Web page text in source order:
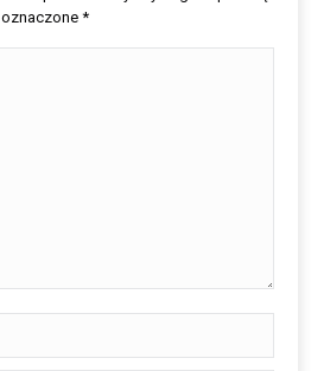
oznaczone *